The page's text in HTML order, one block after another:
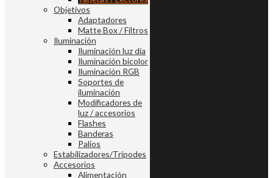
Objetivos
Adaptadores
Matte Box / Filtros
Iluminación
Iluminación luz día
Iluminación bicolor
Iluminación RGB
Soportes de
iluminación
Modificadores de
luz / accesorios
Flashes
Banderas
Palios
Estabilizadores/Trípodes
Accesorios
Alimentación